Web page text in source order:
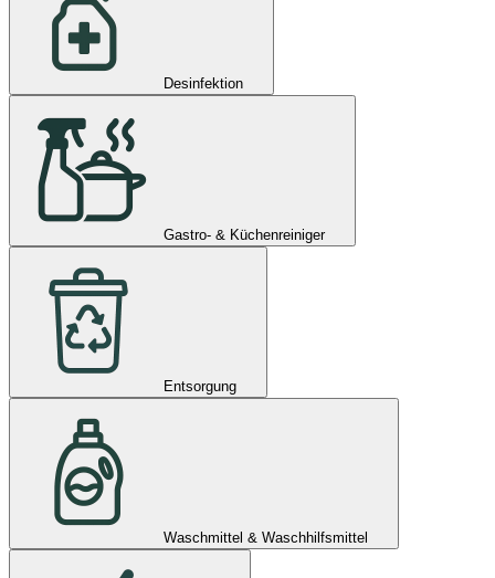
Desinfektion
Gastro- & Küchenreiniger
Entsorgung
Waschmittel & Waschhilfsmittel